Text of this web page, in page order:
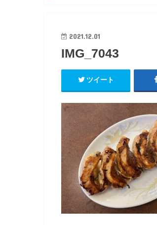
2021.12.01
IMG_7043
ツイート